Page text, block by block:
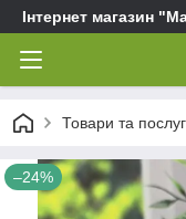
Інтернет магазин
Товари та
–24%